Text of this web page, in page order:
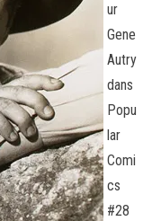
ur
Gene
Autry
dans
Popu
lar
Comi
cs
#28